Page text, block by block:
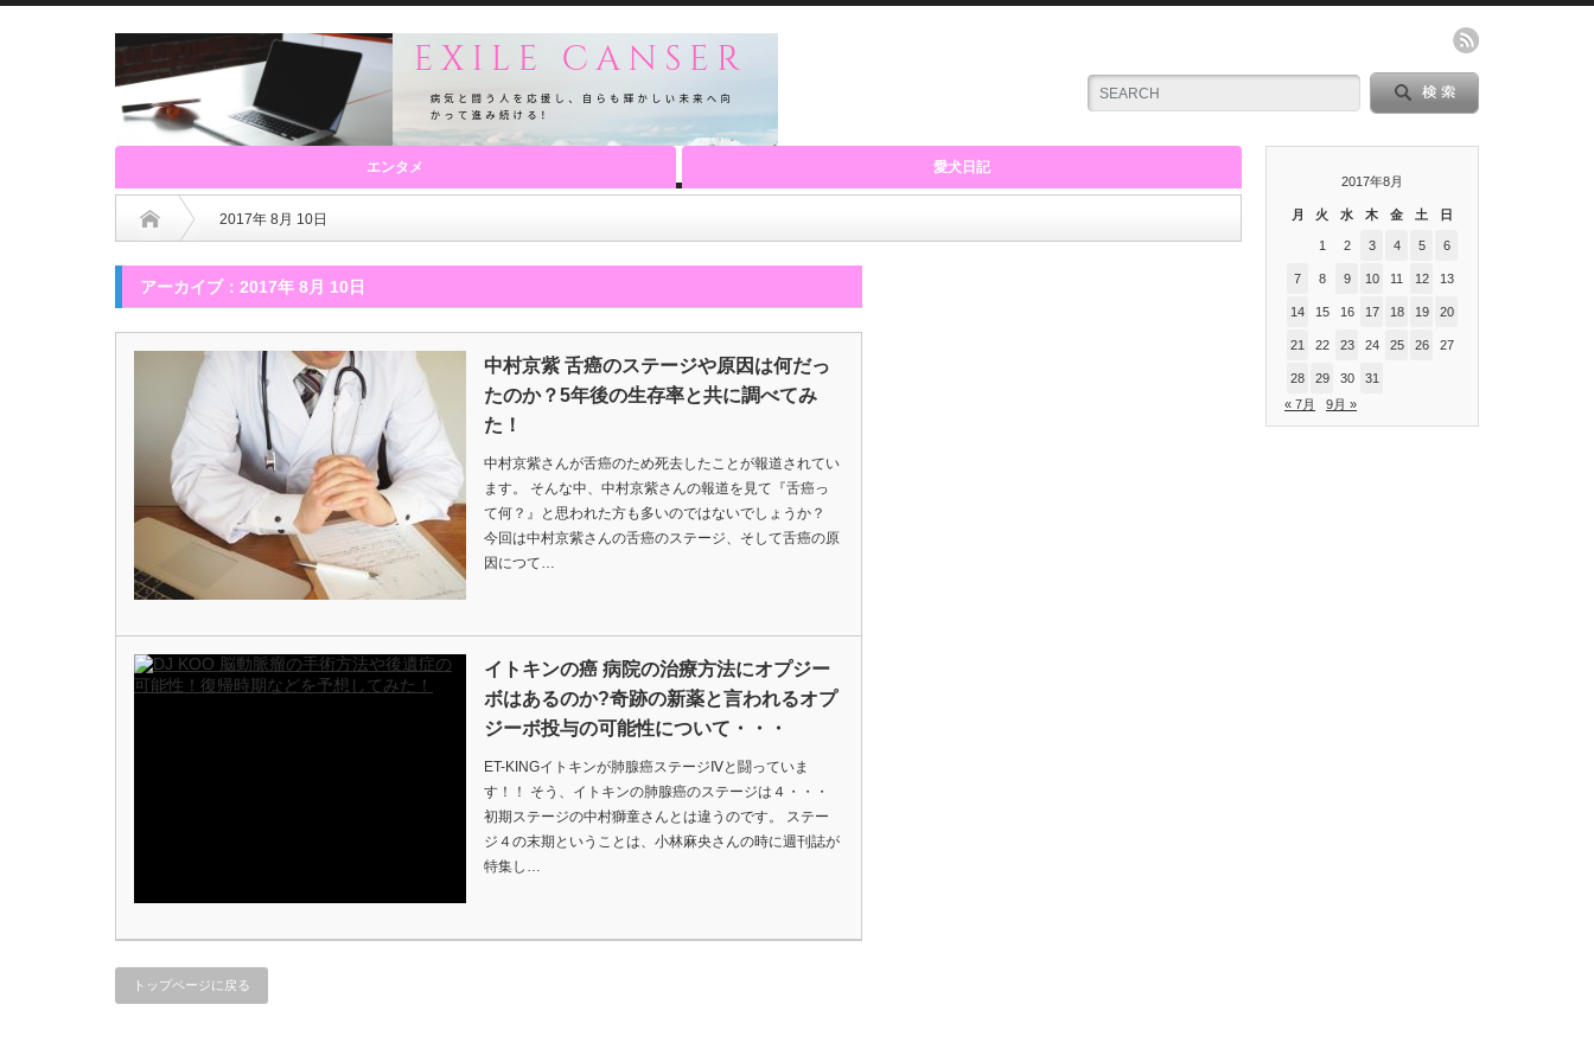
エンタメ 愛犬日記
2017年 8月 10日
アーカイブ：2017年 8月 10日
中村京紫 舌癌のステージや原因は何だっ
たのか？5年後の生存率と共に調べてみ
た！
中村京紫さんが舌癌のため死去したことが報道されてい
ます。 そんな中、中村京紫さんの報道を見て『舌癌っ
て何？』と思われた方も多いのではないでしょうか？
今回は中村京紫さんの舌癌のステージ、そして舌癌の原
因につて…
イトキンの癌 病院の治療方法にオプジー
ボはあるのか?奇跡の新薬と言われるオプ
ジーボ投与の可能性について・・・
ET-KINGイトキンが肺腺癌ステージⅣと闘っていま
す！！ そう、イトキンの肺腺癌のステージは４・・・
初期ステージの中村獅童さんとは違うのです。 ステー
ジ４の末期ということは、小林麻央さんの時に週刊誌が
特集し…
トップページに戻る
2017年8月
月 火 水 木 金 土 日
1 2 3 4 5 6
7 8 9 10 11 12 13
14 15 16 17 18 19 20
21 22 23 24 25 26 27
28 29 30
31
« 7月
9月 »